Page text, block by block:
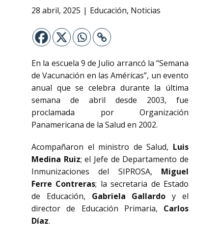
28 abril, 2025 Educación, Noticias
En la escuela 9 de Julio arrancó la “Semana
de Vacunación en las Américas”, un evento
anual que se celebra durante la última
semana de abril desde 2003, fue
proclamada por Organización
Panamericana de la Salud en 2002.
Acompañaron el ministro de Salud, Luis
Medina Ruiz; el Jefe de Departamento de
Inmunizaciones del SIPROSA, Miguel
Ferre Contreras; la secretaria de Estado
de Educación, Gabriela Gallardo y el
director de Educación Primaria, Carlos
Díaz.